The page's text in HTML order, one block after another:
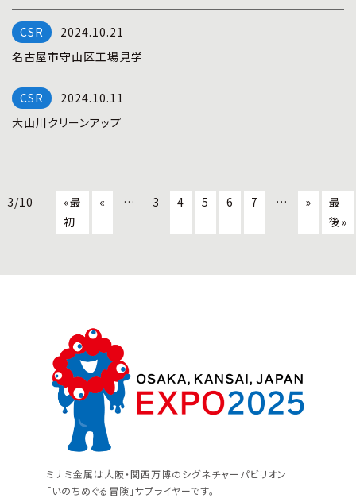
2024.10.21
名古屋市守山区工場見学
2024.10.11
大山川クリーンアップ
3/10
«最
初
« … 3 4 5 6 7 … »
最
後»
ミナミ金属は大阪・関西万博のシグネチャーパビリオン
「いのちめぐる冒険」サプライヤーです。